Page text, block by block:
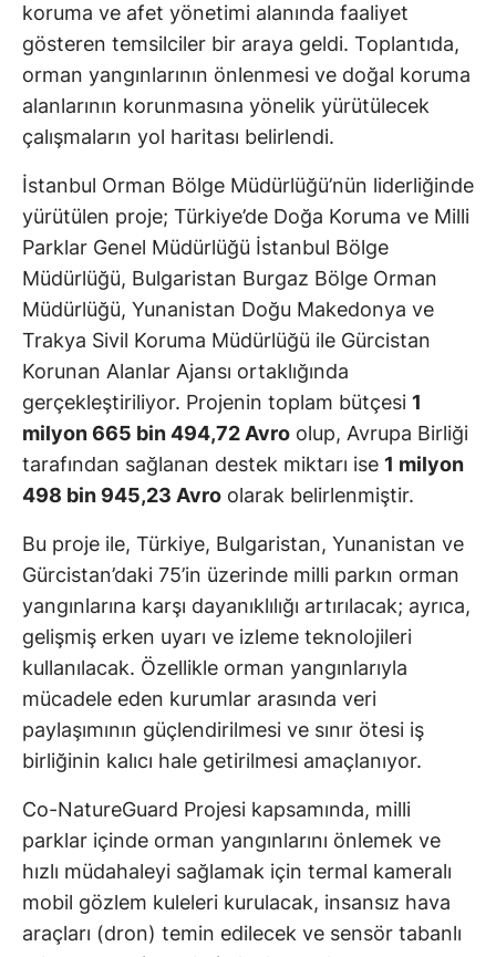
koruma ve afet yönetimi alanında faaliyet
gösteren temsilciler bir araya geldi. Toplantıda,
orman yangınlarının önlenmesi ve doğal koruma
alanlarının korunmasına yönelik yürütülecek
çalışmaların yol haritası belirlendi.
İstanbul Orman Bölge Müdürlüğü’nün liderliğinde
yürütülen proje; Türkiye’de Doğa Koruma ve Milli
Parklar Genel Müdürlüğü İstanbul Bölge
Müdürlüğü, Bulgaristan Burgaz Bölge Orman
Müdürlüğü, Yunanistan Doğu Makedonya ve
Trakya Sivil Koruma Müdürlüğü ile Gürcistan
Korunan Alanlar Ajansı ortaklığında
gerçekleştiriliyor. Projenin toplam bütçesi 1
milyon 665 bin 494,72 Avro olup, Avrupa Birliği
tarafından sağlanan destek miktarı ise 1 milyon
498 bin 945,23 Avro olarak belirlenmiştir.
Bu proje ile, Türkiye, Bulgaristan, Yunanistan ve
Gürcistan’daki 75’in üzerinde milli parkın orman
yangınlarına karşı dayanıklılığı artırılacak; ayrıca,
gelişmiş erken uyarı ve izleme teknolojileri
kullanılacak. Özellikle orman yangınlarıyla
mücadele eden kurumlar arasında veri
paylaşımının güçlendirilmesi ve sınır ötesi iş
birliğinin kalıcı hale getirilmesi amaçlanıyor.
Co-NatureGuard Projesi kapsamında, milli
parklar içinde orman yangınlarını önlemek ve
hızlı müdahaleyi sağlamak için termal kameralı
mobil gözlem kuleleri kurulacak, insansız hava
araçları (dron) temin edilecek ve sensör tabanlı